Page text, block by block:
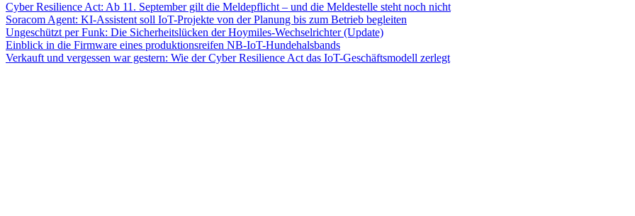
Cyber Resilience Act: Ab 11. September gilt die Meldepflicht – und die Meldestelle steht noch nicht
Soracom Agent: KI-Assistent soll IoT-Projekte von der Planung bis zum Betrieb begleiten
Ungeschützt per Funk: Die Sicherheitslücken der Hoymiles-Wechselrichter (Update)
Einblick in die Firmware eines produktionsreifen NB-IoT-Hundehalsbands
Verkauft und vergessen war gestern: Wie der Cyber Resilience Act das IoT-Geschäftsmodell zerlegt